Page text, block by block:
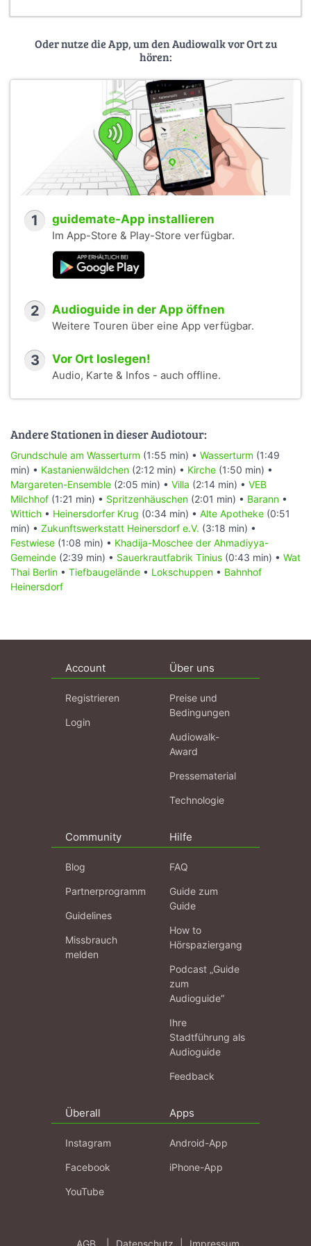
Oder nutze die App, um den Audiowalk vor Ort zu
hören:
1 guidemate-App installieren
Im App-Store & Play-Store verfügbar.
2 Audioguide in der App öffnen
Weitere Touren über eine App verfügbar.
3 Vor Ort loslegen!
Audio, Karte & Infos - auch offline.
Andere Stationen in dieser Audiotour:
Grundschule am Wasserturm (1:55 min) • Wasserturm (1:49
min) • Kastanienwäldchen (2:12 min) • Kirche (1:50 min) •
Margareten-Ensemble (2:05 min) • Villa (2:14 min) • VEB
Milchhof (1:21 min) • Spritzenhäuschen (2:01 min) • Barann •
Wittich • Heinersdorfer Krug (0:34 min) • Alte Apotheke (0:51
min) • Zukunftswerkstatt Heinersdorf e.V. (3:18 min) •
Festwiese (1:08 min) • Khadija-Moschee der Ahmadiyya-
Gemeinde (2:39 min) • Sauerkrautfabrik Tinius (0:43 min) • Wat
Thai Berlin • Tiefbaugelände • Lokschuppen • Bahnhof
Heinersdorf
Account
Registrieren
Login
Über uns
Preise und
Bedingungen
Audiowalk-
Award
Pressematerial
Technologie
Community
Blog
Partnerprogramm
Guidelines
Missbrauch
melden
Hilfe
FAQ
Guide zum
Guide
How to
Hörspaziergang
Podcast „Guide
zum
Audioguide“
Ihre
Stadtführung als
Audioguide
Feedback
Überall
Instagram
Facebook
YouTube
Apps
Android-App
iPhone-App
AGB Datenschutz Impressum